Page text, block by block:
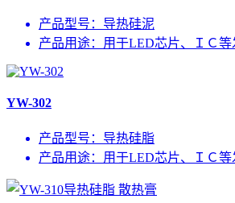
产品型号： 导热硅泥
产品用途： 用于LED芯片、ＩＣ
YW-302
产品型号： 导热硅脂
产品用途： 用于LED芯片、ＩＣ